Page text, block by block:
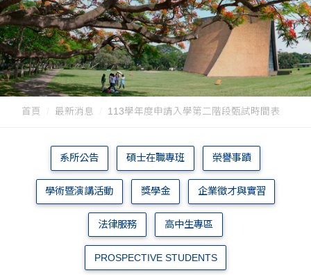
首頁 最新消息 113學年度申請入學第二階段甄試時間表
系所公告 碩士在職專班 榮譽事蹟
學術暨演講活動 獎學金 企業徵才與實習
法律服務 高中生專區
PROSPECTIVE STUDENTS